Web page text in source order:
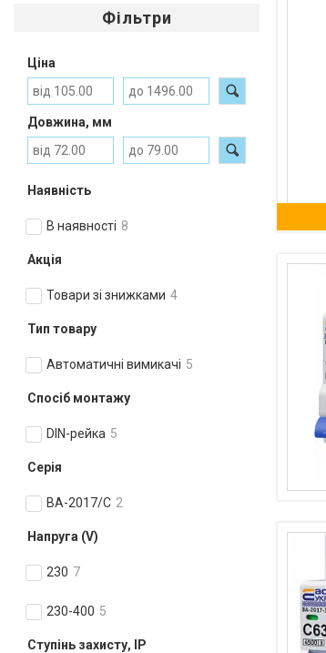
Фільтри
Ціна
Довжина, мм
Наявність
В наявності 8
Акція
Товари зі знижками 4
Тип товару
Автоматичні вимикачі 5
Спосіб монтажу
DIN-рейка 5
Серія
ВА-2017/С 2
Напруга (V)
230 7
230-400 5
Ступінь захисту, IP